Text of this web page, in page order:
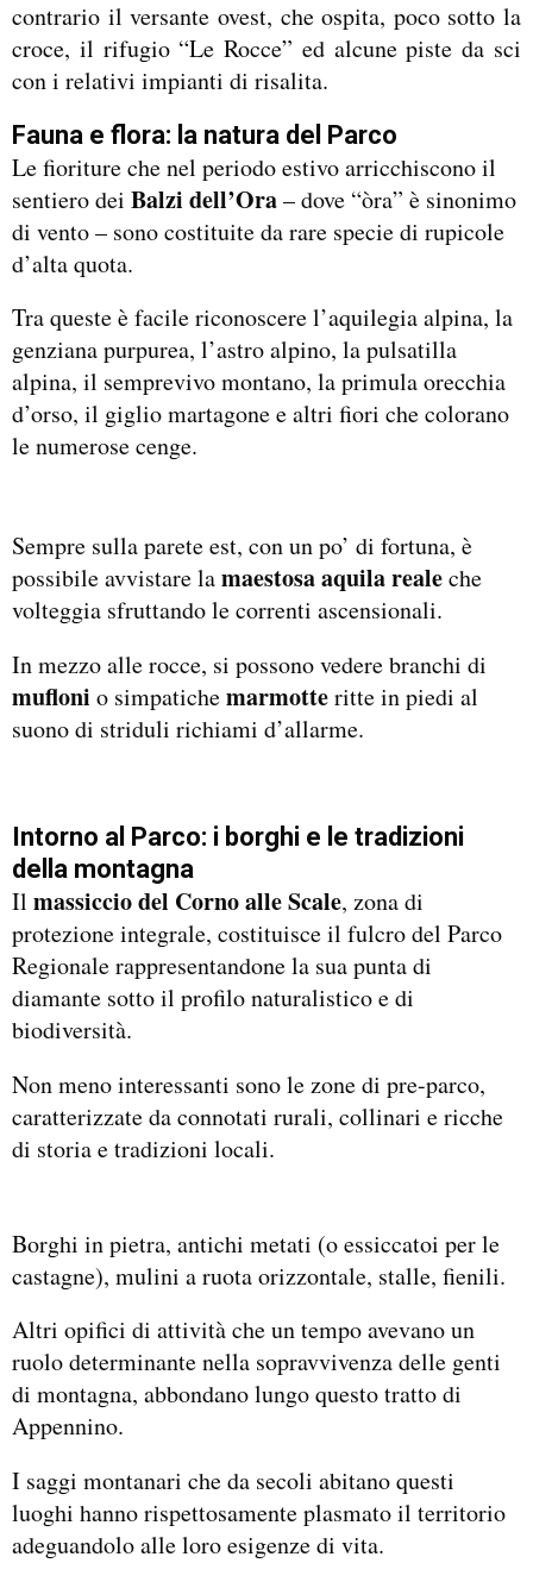
contrario il versante ovest, che ospita, poco sotto la
croce, il rifugio “Le Rocce” ed alcune piste da sci
con i relativi impianti di risalita.
Fauna e flora: la natura del Parco
Le fioriture che nel periodo estivo arricchiscono il
sentiero dei Balzi dell’Ora– dove “òra” è sinonimo
di vento – sono costituite da rare specie di rupicole
d’alta quota.
Tra queste è facile riconoscere l’aquilegia alpina, la
genziana purpurea, l’astro alpino, la pulsatilla
alpina, il semprevivo montano, la primula orecchia
d’orso, il giglio martagone e altri fiori che colorano
le numerose cenge.
Sempre sulla parete est, con un po’ di fortuna, è
possibile avvistare lamaestosa aquila realeche
volteggia sfruttando le correnti ascensionali.
In mezzo alle rocce, si possono vedere branchi di
mufloni o simpatichemarmotteritte in piedi al
suono di striduli richiami d’allarme.
Intorno al Parco: i borghi e le tradizioni
della montagna
Il massiccio del Corno alle Scale, zona di
protezione integrale, costituisce il fulcro del Parco
Regionale rappresentandone la sua punta di
diamante sotto il profilo naturalistico e di
biodiversità.
Non meno interessanti sono le zone di pre-parco,
caratterizzate da connotati rurali, collinari e ricche
di storia e tradizioni locali.
Borghi in pietra, antichi metati (o essiccatoi per le
castagne), mulini a ruota orizzontale, stalle, fienili.
Altri opifici di attività che un tempo avevano un
ruolo determinante nella sopravvivenza delle genti
di montagna, abbondano lungo questo tratto di
Appennino.
I saggi montanari che da secoli abitano questi
luoghi hanno rispettosamente plasmato il territorio
adeguandolo alle loro esigenze di vita.